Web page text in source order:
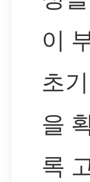
이
초
을
록